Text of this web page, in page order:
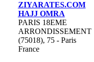
ZIYARATES.COM
HAJJ OMRA
PARIS 18EME
ARRONDISSEMENT
(75018), 75 - Paris
France